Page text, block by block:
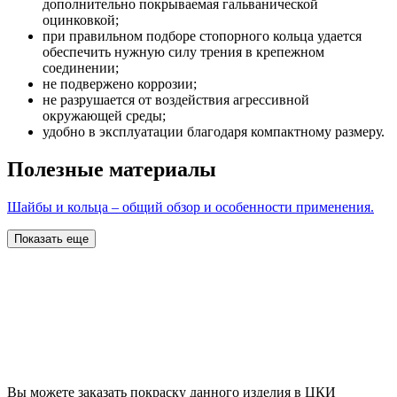
дополнительно покрываемая гальванической
оцинковкой;
при правильном подборе стопорного кольца удается
обеспечить нужную силу трения в крепежном
соединении;
не подвержено коррозии;
не разрушается от воздействия агрессивной
окружающей среды;
удобно в эксплуатации благодаря компактному размеру.
Полезные материалы
Шайбы и кольца – общий обзор и особенности применения.
Показать еще
Вы можете заказать покраску данного изделия в ЦКИ